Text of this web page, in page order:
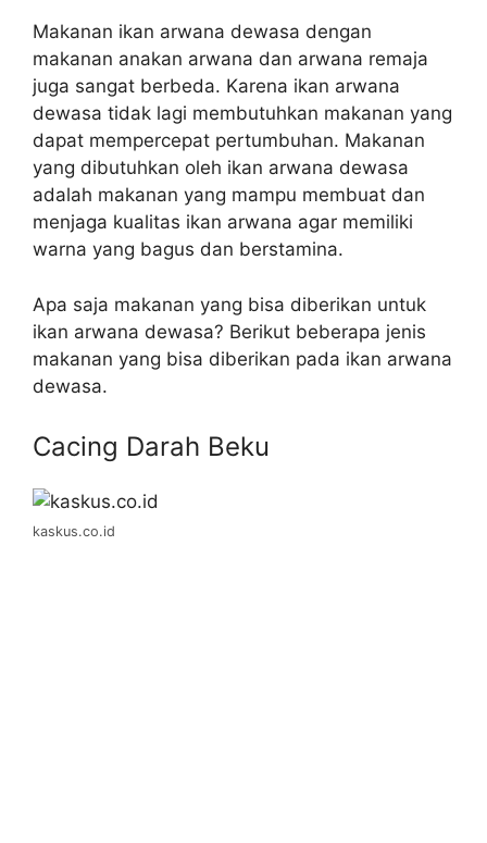
Makanan ikan arwana dewasa dengan
makanan anakan arwana dan arwana remaja
juga sangat berbeda. Karena ikan arwana
dewasa tidak lagi membutuhkan makanan yang
dapat mempercepat pertumbuhan. Makanan
yang dibutuhkan oleh ikan arwana dewasa
adalah makanan yang mampu membuat dan
menjaga kualitas ikan arwana agar memiliki
warna yang bagus dan berstamina.
Apa saja makanan yang bisa diberikan untuk
ikan arwana dewasa? Berikut beberapa jenis
makanan yang bisa diberikan pada ikan arwana
dewasa.
Cacing Darah Beku
kaskus.co.id